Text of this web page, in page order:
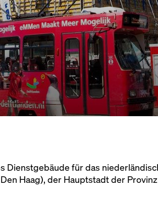
Dienstgebäude für das
Haag), der Hauptstadt der